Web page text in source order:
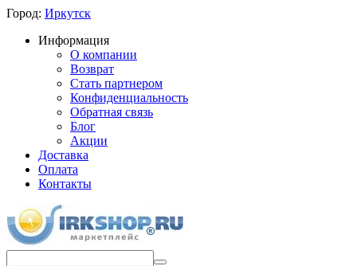
Город: Иркутск
Информация
О компании
Возврат
Стать партнером
Конфиденциальность
Обратная связь
Блог
Акции
Доставка
Оплата
Контакты